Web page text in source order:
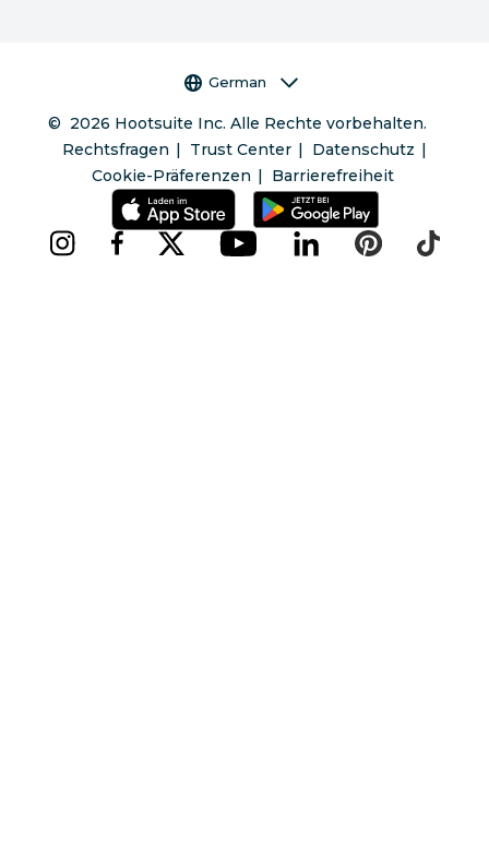
Sprachauswahl
German
© 2026 Hootsuite Inc. Alle Rechte vorbehalten.
Rechtsfragen
Trust Center
Datenschutz
Cookie-Präferenzen
Barrierefreiheit